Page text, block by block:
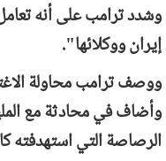
وشدد ترامب على أنه
إيران ووكلائها".
ووصف ترامب محاولة
وأضاف في محادثة مع
الرصاصة التي استهدفته